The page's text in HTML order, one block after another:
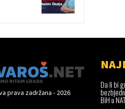
prava zadržana - 2026
Da li bi
BiH u